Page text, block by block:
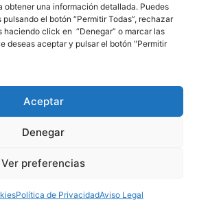
obtener una información detallada. Puedes
el botón “Permitir Todas”, rechazar
haciendo click en “Denegar” o marcar las
deseas aceptar y pulsar el botón "Permitir
Aceptar
Denegar
Ver preferencias
Política de PrivacidadAviso Legal
Aviso LegalPolítica de Cookies
Pozuelo. Todos los derechos
reservados.